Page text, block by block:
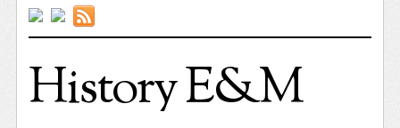
History E&M